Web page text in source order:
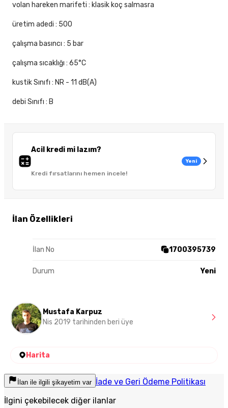
Acil kredi mi lazım?
Kredi fırsatlarını hemen incele!
Yeni
İlan Özellikleri
İlan No 1700395739
Durum Yeni
volan hareken marifeti : klasik koç salmasra
üretim adedi : 500
çalışma basıncı : 5 bar
çalışma sıcaklığı : 65°C
kustik Sınıfı : NR - 11 dB(A)
debi Sınıfı : B
Mustafa Karpuz
Nis 2019 tarihinden beri üye
Harita
İlan ile ilgili şikayetim var İade ve Geri Ödeme Politikası
İlgini çekebilecek diğer ilanlar